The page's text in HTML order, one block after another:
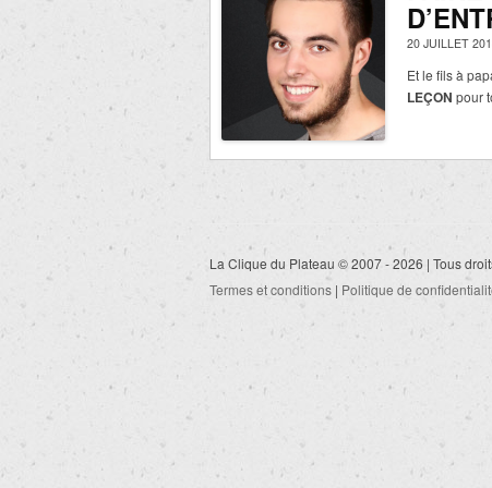
20 JUILLET
Et le fils à
LEÇON pour
La Clique du Plateau © 2007 - 2026 | Tous
Termes et conditions | Politique de